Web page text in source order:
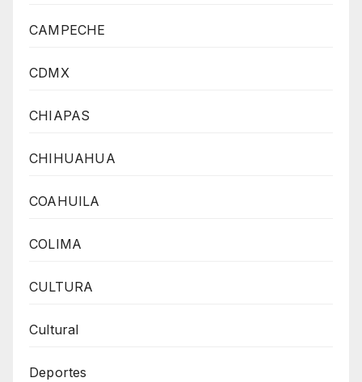
CAMPECHE
CDMX
CHIAPAS
CHIHUAHUA
COAHUILA
COLIMA
CULTURA
Cultural
Deportes